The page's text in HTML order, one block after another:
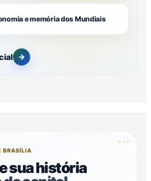
e memória dos Mundiais
→
✦ ✦✦
BRASÍLIA
sua história